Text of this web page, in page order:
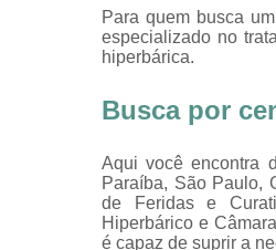
Para quem busca
especializado no
hiperbárica.
Busca por
Aqui você encontra
Paraíba, São Paulo,
de Feridas e
Hiperbárico e
é capaz de suprir a